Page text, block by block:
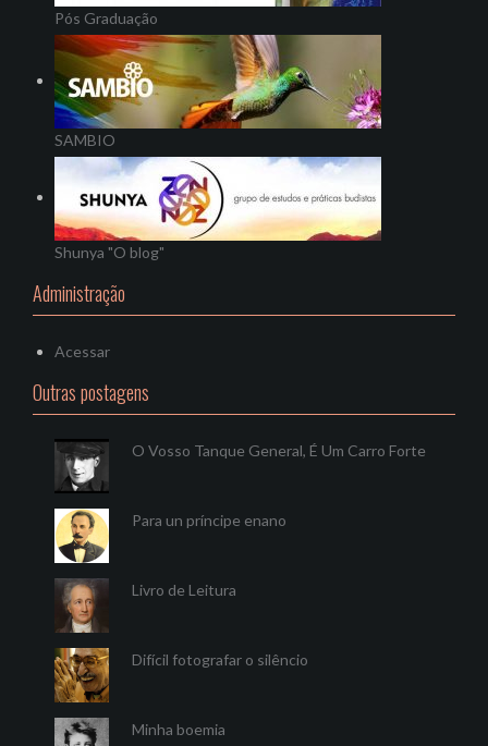
Pós Graduação
SAMBIO
Shunya "O blog"
Administração
Acessar
Outras postagens
O Vosso Tanque General, É Um Carro Forte
Para un príncipe enano
Livro de Leitura
Difícil fotografar o silêncio
Minha boemia